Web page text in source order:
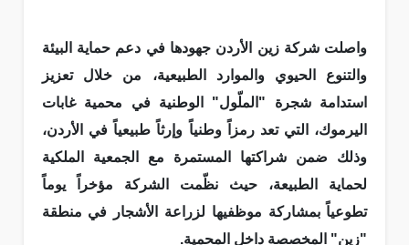
واصلت شركة زين الأردن جهودها في دعم حماية البيئة
والتنوع الحيوي والموارد الطبيعية، من خلال تعزيز
استدامة شجرة "الملّول" الوطنية في محمية غابات
اليرموك، التي تعد رمزاً وطنياً وإرثاً طبيعياً في الأردن،
وذلك ضمن شراكتها المستمرة مع الجمعية الملكية
لحماية الطبيعة، حيث نظّمت الشركة مؤخراً يوماً
تطوعياً بمشاركة موظفيها لزراعة الأشجار في منطقة
"زين" المخصصة داخل المحمية.